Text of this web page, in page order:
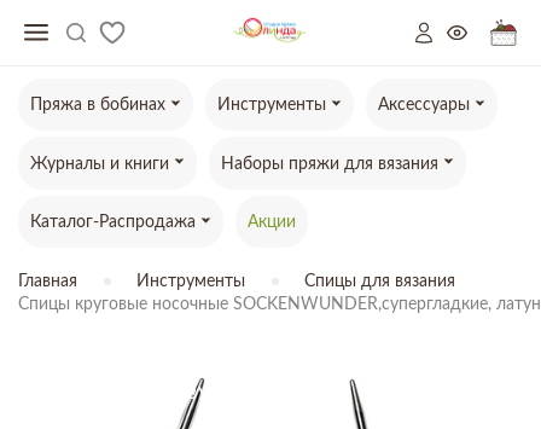
Пряжа в бобинах Инструменты Аксессуары
Журналы и книги Наборы пряжи для вязания
Каталог-Распродажа Акции
Главная Инструменты
Спицы для вязания
Спицы круговые носочные SOCKENWUNDER,супергладкие,
ТОВАР ОТСУТСТВУЕТ